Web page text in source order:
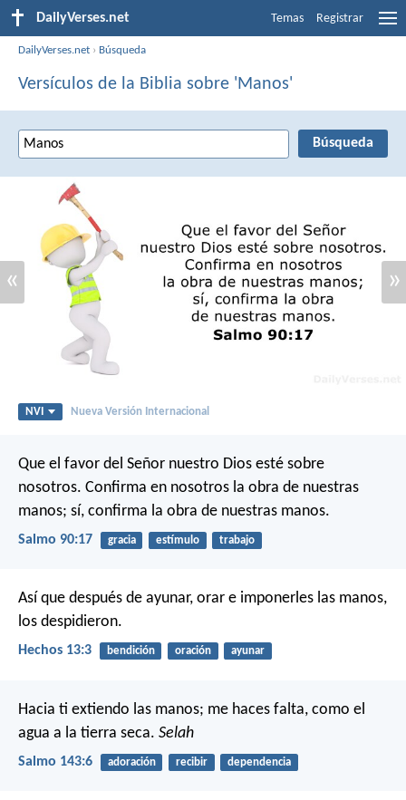
DailyVerses.net Temas Registrar
DailyVerses.net › Búsqueda
Versículos de la Biblia sobre 'Manos'
« »
NVI Nueva Versión Internacional
Que el favor del Señor nuestro Dios esté sobre
nosotros. Confirma en nosotros la obra de nuestras
manos; sí, confirma la obra de nuestras manos.
Salmo 90:17 gracia estímulo trabajo
Así que después de ayunar, orar e imponerles las manos,
los despidieron.
Hechos 13:3 bendición oración ayunar
Hacia ti extiendo las manos; me haces falta, como el
agua a la tierra seca. Selah
Salmo 143:6 adoración recibir dependencia